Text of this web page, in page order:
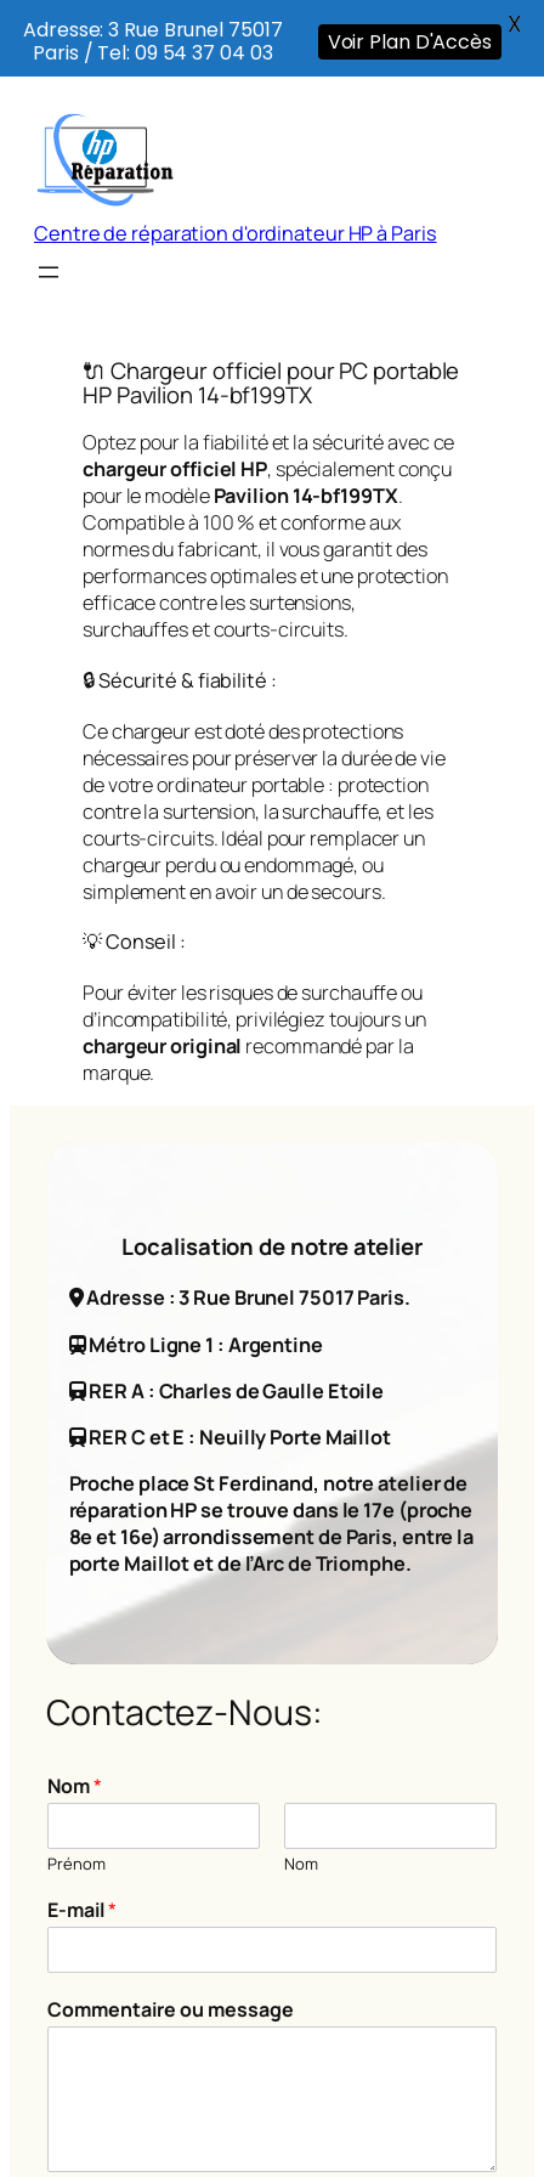
contenu
Centre de réparation d'ordinateur HP à Paris
🔌 Chargeur officiel pour PC portable
HP Pavilion 14-bf199TX
Optez pour la fiabilité et la sécurité avec ce
chargeur officiel HP, spécialement conçu
pour le modèlePavilion 14-bf199TX.
Compatible à 100 % et conforme aux
normes du fabricant, il vous garantit des
performances optimales et une protection
efficace contre les surtensions,
surchauffes et courts-circuits.
🔒 Sécurité & fiabilité :
Ce chargeur est doté des protections
nécessaires pour préserver la durée de vie
de votre ordinateur portable : protection
contre la surtension, la surchauffe, et les
courts-circuits. Idéal pour remplacer un
chargeur perdu ou endommagé, ou
simplement en avoir un de secours.
💡 Conseil :
Pour éviter les risques de surchauffe ou
d’incompatibilité, privilégiez toujours un
chargeur original recommandé par la
marque.
Localisation de notre atelier
Adresse : 3 Rue Brunel 75017 Paris.
Métro Ligne 1 : Argentine
RER A : Charles de Gaulle Etoile
RER C et E : Neuilly Porte Maillot
Proche place St Ferdinand, notre atelier de
réparation HP se trouve dans le 17e (proche
8e et 16e) arrondissement de Paris, entre la
porte Maillot et de l’Arc de Triomphe.
Contactez-Nous:
Nom*
Prénom Nom
E
-
a
l
g
E-mail*
Commentaire ou message
Adresse: 3 Rue Brunel 75017
Paris / Tel: 09 54 37 04 03
Voir Plan D'Accès
X